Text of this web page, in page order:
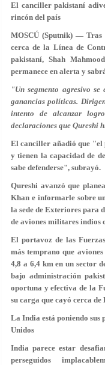
El canciller pakistaní
rincón del país
MOSCÚ (Sputnik) — Tras
cerca de la Línea de
pakistaní, Shah
permanece en alerta y
"Un segmento agresivo
ganancias políticas.
intento de alcanzar
declaraciones que Qureshi
El canciller añadió que "el
y tienen la capacidad de
sabe defenderse", subrayó.
Qureshi avanzó que
Khan e informarle sobre
la sede de Exteriores para
de aviones militares indios
El portavoz de las
más temprano que
4,8 a 6,4 km en un sector
bajo administración
oportuna y efectiva de la
su carga que cayó cerca
La India está poniendo sus
Unidos
India parece estar
perseguidos